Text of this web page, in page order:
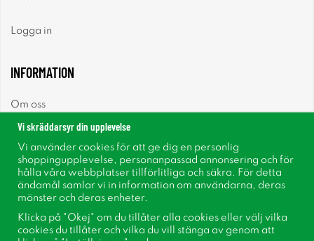
Logga in
INFORMATION
Om oss
Nyhetsbrev
Vi skräddarsyr din upplevelse
Vi använder cookies för att ge dig en personlig
shoppingupplevelse, personanpassad annonsering och för
hålla våra webbplatser tillförlitliga och säkra. För detta
ändamål samlar vi in information om användarna, deras
mönster och deras enheter.
Klicka på "Okej" om du tillåter alla cookies eller välj vilka
cookies du tillåter och vilka du vill stänga av genom att